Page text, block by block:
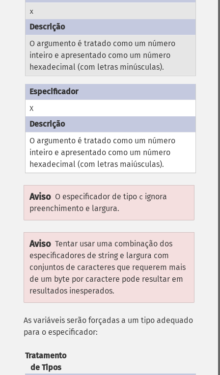
x
O argumento é tratado como um número
inteiro e apresentado como um número
hexadecimal (com letras minúsculas).
X
O argumento é tratado como um número
inteiro e apresentado como um número
hexadecimal (com letras maiúsculas).
Aviso O especificador de tipo c ignora
preenchimento e largura.
Aviso Tentar usar uma combinação dos
especificadores de string e largura com
conjuntos de caracteres que requerem mais
de um byte por caractere pode resultar em
resultados inesperados.
As variáveis serão forçadas a um tipo adequado
para o especificador:
Tratamento
de Tipos